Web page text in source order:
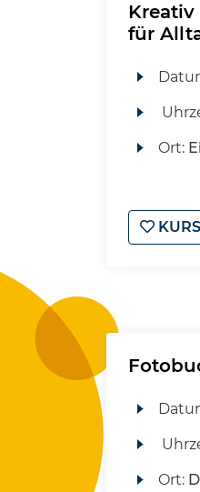
für
Ort:
Ort: